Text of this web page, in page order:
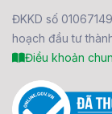
ĐKKD số
hoạch đầu tư
Điều khoản